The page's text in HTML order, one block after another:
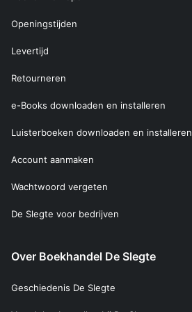
Openingstijden
Levertijd
Retourneren
e-Books downloaden en installeren
Luisterboeken downloaden en installeren
Account aanmaken
Wachtwoord vergeten
De Slegte voor bedrijven
Over Boekhandel De Slegte
Geschiedenis De Slegte